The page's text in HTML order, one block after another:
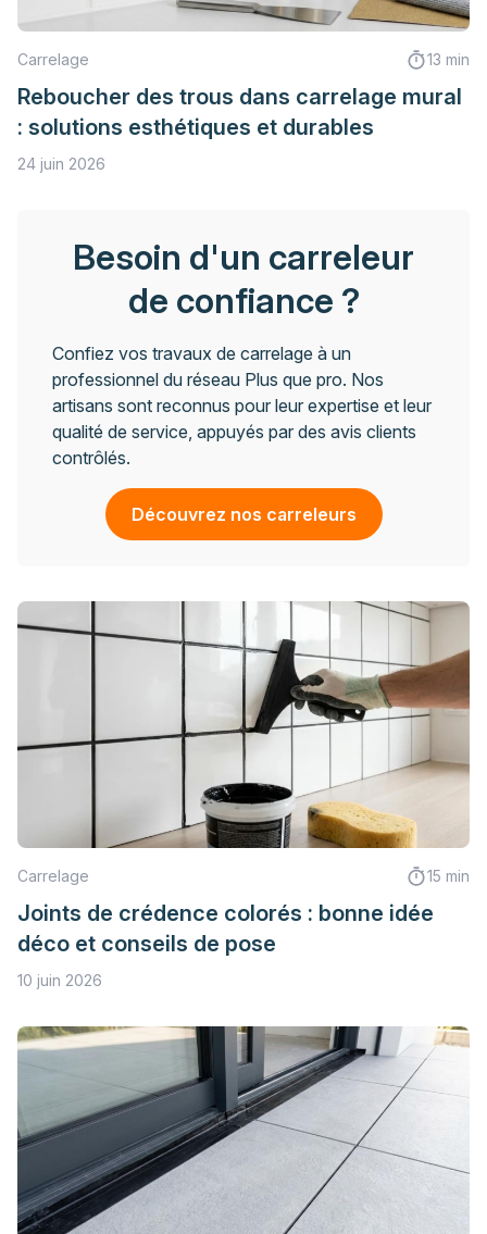
Carrelage 13 min
Reboucher des trous dans carrelage mural
: solutions esthétiques et durables
24 juin 2026
Besoin d'un carreleur
de confiance ?
Confiez vos travaux de carrelage à un
professionnel du réseau Plus que pro. Nos
artisans sont reconnus pour leur expertise et leur
qualité de service, appuyés par des avis clients
contrôlés.
Découvrez nos carreleurs
Carrelage 15 min
Joints de crédence colorés : bonne idée
déco et conseils de pose
10 juin 2026